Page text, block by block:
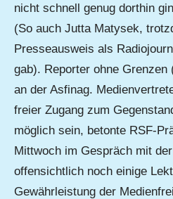
nicht schnell genug dorthin
(So auch Jutta Matysek,
Presseausweis als
gab). Reporter ohne
an der Asfinag.
freier Zugang zum
möglich sein, betonte RSF-
Mittwoch im Gespräch mit
offensichtlich noch einige
Gewährleistung der